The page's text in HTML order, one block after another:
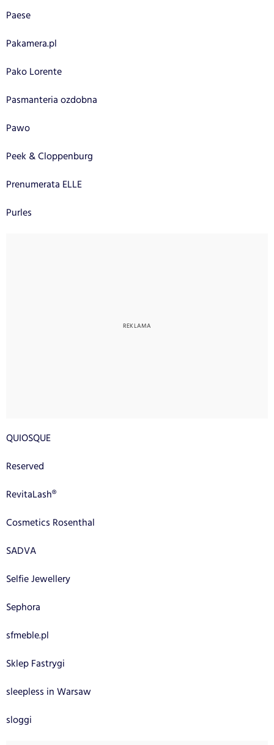
Paese
Pakamera.pl
Pako Lorente
Pasmanteria ozdobna
Pawo
Peek & Cloppenburg
Prenumerata ELLE
Purles
QUIOSQUE
Reserved
RevitaLash®
Cosmetics Rosenthal
SADVA
Selfie Jewellery
Sephora
sfmeble.pl
Sklep Fastrygi
sleepless in Warsaw
sloggi